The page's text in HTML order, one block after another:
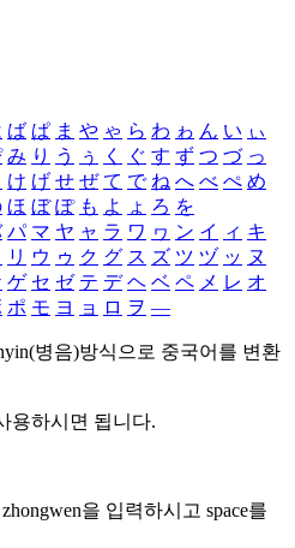
ば ぱ ま や ゃ ら わ ゎ ん い ぃ
み り う ぅ く ぐ す ず つ づ っ
け げ せ ぜ て で ね へ べ ぺ め
ほ ぼ ぽ も よ ょ ろ を
パ マ ヤ ャ ラ ワ ヮ ン イ ィ キ
リ ウ ゥ ク グ ス ズ ツ ヅ ッ ヌ
ゲ セ ゼ テ デ ヘ ベ ペ メ レ オ
ポ モ ヨ ョ ロ ヲ ―
병음)방식으로 중국어를 변환
용하시면 됩니다.
zhongwen을 입력하시고 space를